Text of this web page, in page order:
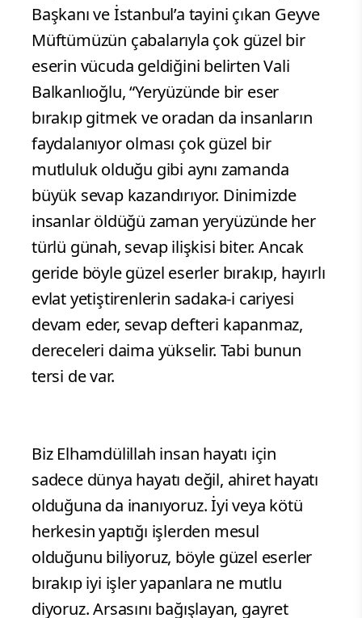
Başkanı ve İstanbul’a tayini çıkan Geyve
Müftümüzün çabalarıyla çok güzel bir
eserin vücuda geldiğini belirten Vali
Balkanlıoğlu, “Yeryüzünde bir eser
bırakıp gitmek ve oradan da insanların
faydalanıyor olması çok güzel bir
mutluluk olduğu gibi aynı zamanda
büyük sevap kazandırıyor. Dinimizde
insanlar öldüğü zaman yeryüzünde her
türlü günah, sevap ilişkisi biter. Ancak
geride böyle güzel eserler bırakıp, hayırlı
evlat yetiştirenlerin sadaka-i cariyesi
devam eder, sevap defteri kapanmaz,
dereceleri daima yükselir. Tabi bunun
tersi de var.
Biz Elhamdülillah insan hayatı için
sadece dünya hayatı değil, ahiret hayatı
olduğuna da inanıyoruz. İyi veya kötü
herkesin yaptığı işlerden mesul
olduğunu biliyoruz, böyle güzel eserler
bırakıp iyi işler yapanlara ne mutlu
diyoruz. Arsasını bağışlayan, gayret